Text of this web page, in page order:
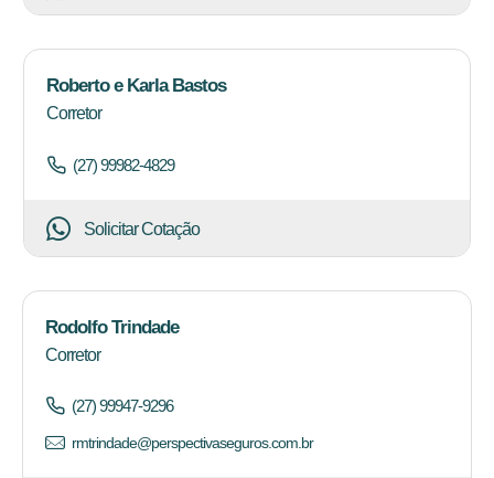
Roberto e Karla Bastos
Corretor
(27) 99982-4829
Solicitar Cotação
Rodolfo Trindade
Corretor
(27) 99947-9296
rmtrindade@perspectivaseguros.com.br